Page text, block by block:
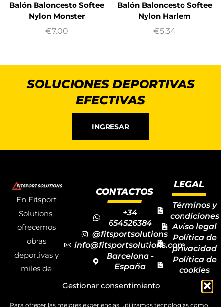
Gestionar consentimiento
Para ofrecer las mejores experiencias, utilizamos tecnologías como
Balón Baloncesto Softee
Nylon Monster
€7.00
Balón Baloncesto Softee
Nylon Harlem
€5.34
SOLUCIONES DEPORTIVAS
EFECTIVAS
INGRESAR
En Fitsport
Solutions,
ofrecemos
obras
deportivas y
miles de
CONTACTOS
+34
654526384
@fitsportsolutions
info@fitsportsolutions.com
Barcelona -
España
de contacto
LEGAL
Términos y
condiciones
Aviso legal
Política de
privacidad
Política de
cookies
Mapa del
sitio